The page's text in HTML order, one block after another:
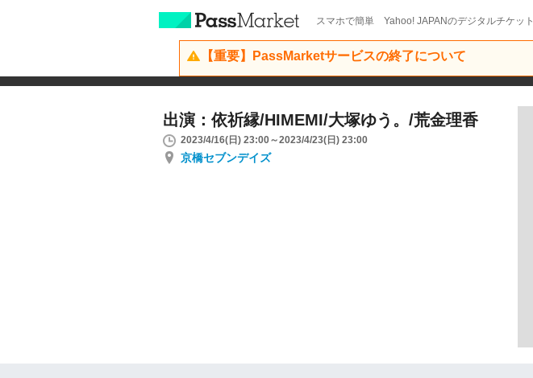
スマホで簡単 Yahoo! JAPANのデジタルチケット
【重要】PassMarketサービスの終了について
出演：依祈縁/HIMEMI/大塚ゆう。/荒金理香
2023/4/16(日) 23:00～2023/4/23(日) 23:00
京橋セブンデイズ